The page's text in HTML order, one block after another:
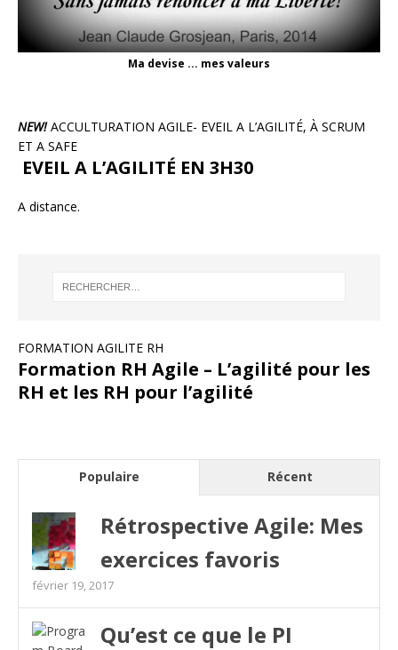
Ma devise ... mes valeurs
NEW!ACCULTURATION AGILE- EVEIL A L’AGILITÉ, À SCRUM
ET A SAFE
EVEIL A L’AGILITÉ EN 3H30
A distance.
FORMATION AGILITE RH
Formation RH Agile – L’agilité pour les
RH et les RH pour l’agilité
Populaire Récent
Rétrospective Agile: Mes
exercices favoris
février 19, 2017
Qu’est ce que le PI